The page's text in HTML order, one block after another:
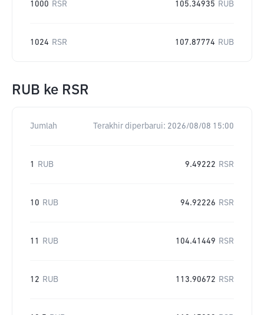
1000 RSR 105.34935 RUB
1024 RSR 107.87774 RUB
RUB ke RSR
Jumlah Terakhir diperbarui: 2026/08/08 15:00
1 RUB 9.49222 RSR
10 RUB 94.92226 RSR
11 RUB 104.41449 RSR
12 RUB 113.90672 RSR